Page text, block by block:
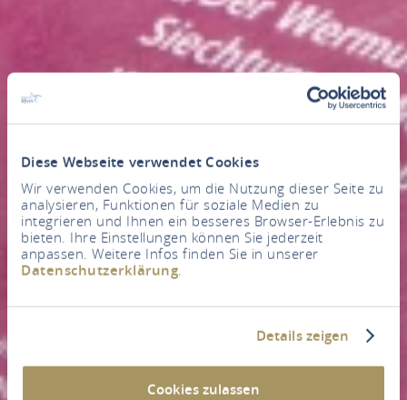
Diese Webseite verwendet Cookies
Wir verwenden Cookies, um die Nutzung dieser Seite zu
analysieren, Funktionen für soziale Medien zu
integrieren und Ihnen ein besseres Browser-Erlebnis zu
bieten. Ihre Einstellungen können Sie jederzeit
anpassen. Weitere Infos finden Sie in unserer
Datenschutzerklärung.
Details zeigen
Cookies zulassen